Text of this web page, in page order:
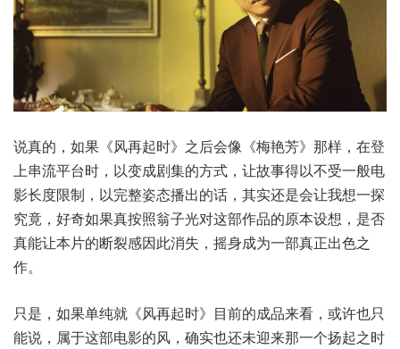
说真的，如果《风再起时》之后会像《梅艳芳》那样，在登
上串流平台时，以变成剧集的方式，让故事得以不受一般电
影长度限制，以完整姿态播出的话，其实还是会让我想一探
究竟，好奇如果真按照翁子光对这部作品的原本设想，是否
真能让本片的断裂感因此消失，摇身成为一部真正出色之
作。
只是，如果单纯就《风再起时》目前的成品来看，或许也只
能说，属于这部电影的风，确实也还未迎来那一个扬起之时